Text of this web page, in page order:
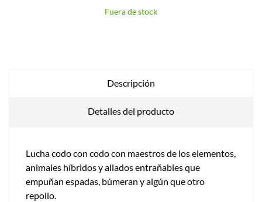
Fuera de stock
Descripción
Detalles del producto
Lucha codo con codo con maestros de los elementos,
animales híbridos y aliados entrañables que
empuñan espadas, búmeran y algún que otro
repollo.